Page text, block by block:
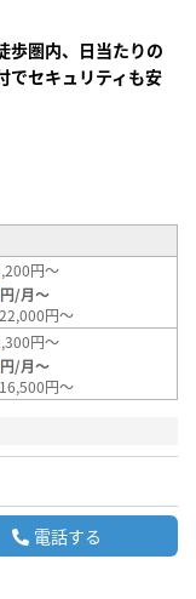
歩圏内、日当たりの
でセキュリティも安
円～
円/月～
円～
円～
円/月～
円～
電話する